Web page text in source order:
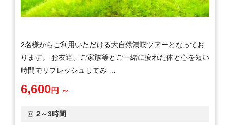
2名様からご利用いただける大自然満喫ツアーとなってお
ります。 お友達、ご家族等とご一緒に疲れた体と心を短い
時間でリフレッシュしてみ …
2～3時間
6,600円 ～